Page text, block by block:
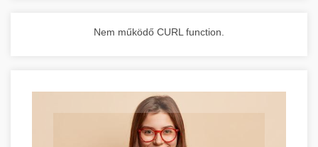
Nem működő CURL function.